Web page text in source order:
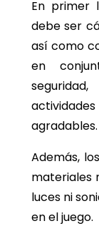
En primer
debe ser
así como
en
agradables.
Además,
materiales
luces ni
en el juego.